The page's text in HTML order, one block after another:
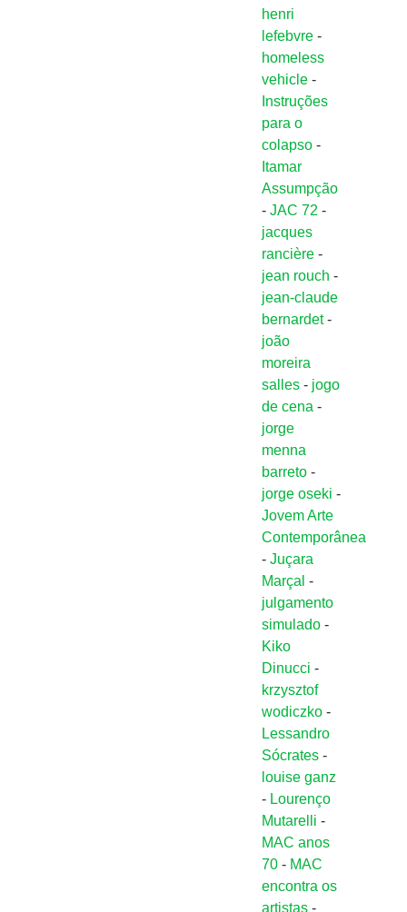
henri
lefebvre -
homeless
vehicle -
Instruções
para o
colapso -
Itamar
Assumpção
-JAC 72 -
jacques
rancière -
jean rouch -
jean-claude
bernardet-
joão
moreira
salles - jogo
de cena -
jorge
menna
barreto -
jorge oseki -
Jovem Arte
Contemporânea
-Juçara
Marçal -
julgamento
simulado -
Kiko
Dinucci -
krzysztof
wodiczko -
Lessandro
Sócrates -
louise ganz
- Lourenço
Mutarelli -
MAC anos
70 - MAC
encontra os
artistas -